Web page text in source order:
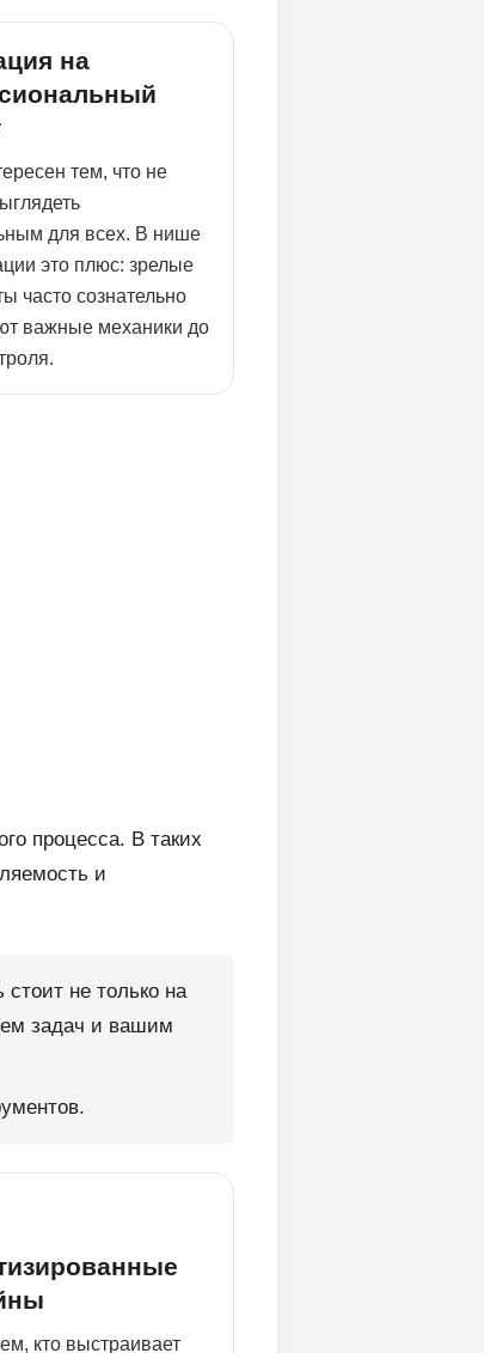
на
тем, что не
для всех. В нише
это плюс: зрелые
часто сознательно
важные механики до
процесса. В таких
и
не только на
задач и вашим
кто выстраивает